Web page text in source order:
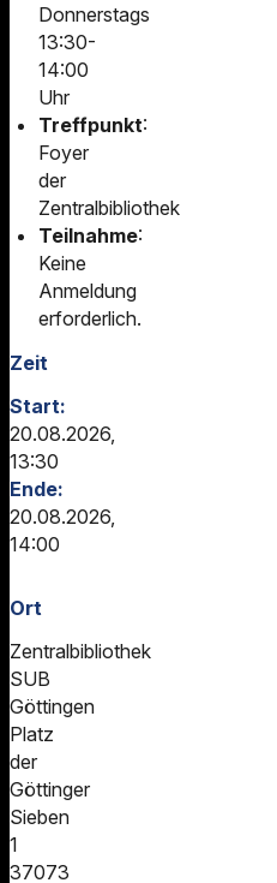
Donnerstags
13:30-
14:00
Uhr
Treffpunkt:
Foyer
der
Zentralbibliothek
Teilnahme:
Keine
Anmeldung
erforderlich.
Zeit
Start:
20.08.2026,
13:30
Ende:
20.08.2026,
14:00
Ort
Zentralbibliothek
SUB
Göttingen
Platz
der
Göttinger
Sieben
1
37073